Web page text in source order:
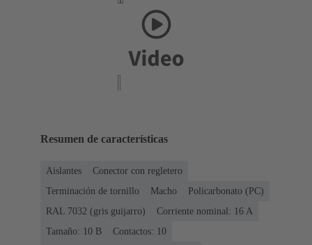
Resumen de características
Aislantes
Conector con regletero
Terminación de tornillo
Macho
Policarbonato (PC)
RAL 7032 (gris guijarro)
Corriente nominal: ‌16 A
Tamaño: 10 B
Contactos: 10